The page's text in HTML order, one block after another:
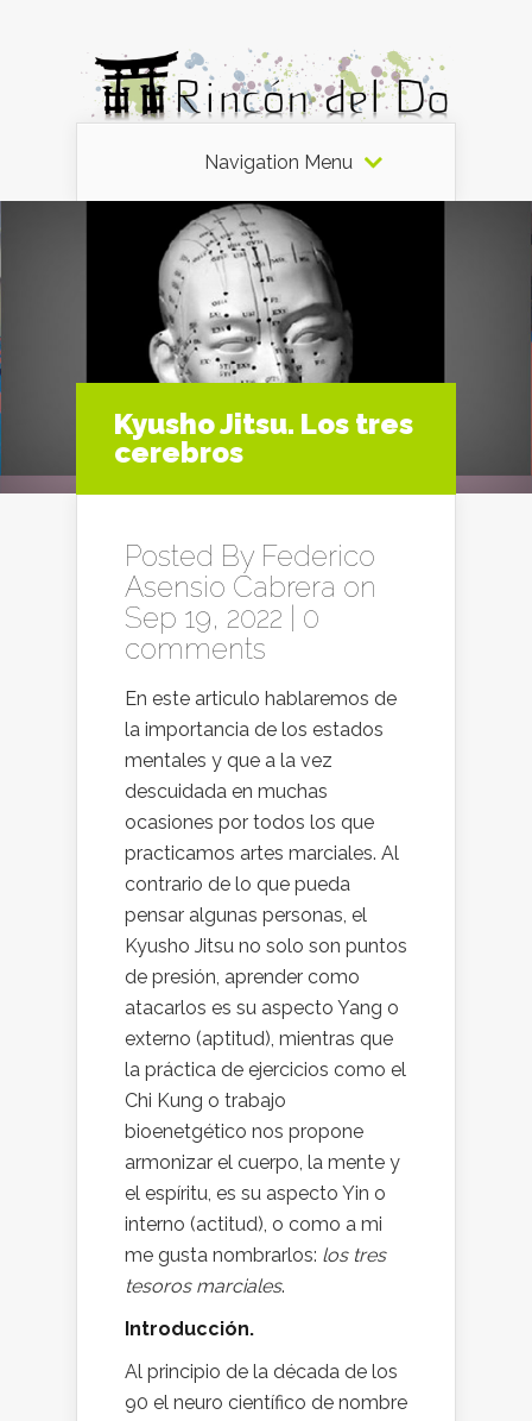
Navigation Menu
Kyusho Jitsu. Los tres
cerebros
Posted By Federico
Asensio Cabrera on
Sep 19, 2022 | 0
comments
En este articulo hablaremos de
la importancia de los estados
mentales y que a la vez
descuidada en muchas
ocasiones por todos los que
practicamos artes marciales. Al
contrario de lo que pueda
pensar algunas personas, el
Kyusho Jitsu no solo son puntos
de presión, aprender como
atacarlos es su aspecto Yang o
externo (aptitud), mientras que
la práctica de ejercicios como el
Chi Kung o trabajo
bioenetgético nos propone
armonizar el cuerpo, la mente y
el espíritu, es su aspecto Yin o
interno (actitud), o como a mi
me gusta nombrarlos: los tres
tesoros marciales.
Introducción.
Al principio de la década de los
90 el neuro científico de nombre